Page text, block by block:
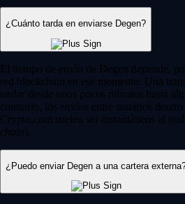
¿Cuánto tarda en enviarse Degen?
El tiempo de envío de Degen depende,
red blockchain en ese momento. Una
tardar desde unos pocos minutos hasta
contrario, los envíos entre usuarios
Crypto.com suelen ser instantáneos al
chain ).
¿Puedo enviar Degen a una cartera